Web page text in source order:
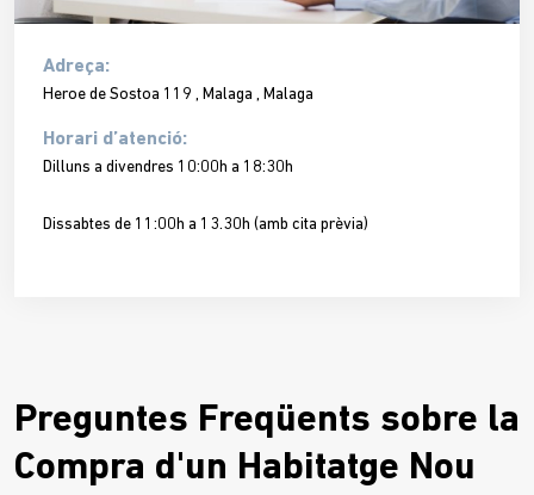
Adreça:
Heroe de Sostoa 119 , Malaga , Malaga
Horari d’atenció:
Dilluns a divendres 10:00h a 18:30h
Dissabtes de 11:00h a 13.30h (amb cita prèvia)
Preguntes Freqüents sobre la
Compra d'un Habitatge Nou